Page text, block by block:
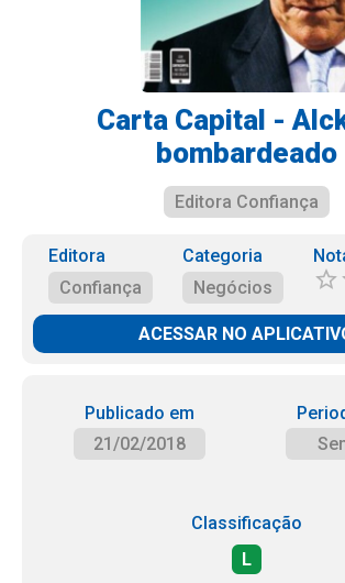
Carta Capital -
bombardeado
Editora Confiança
Editora
Confiança
Categoria
Negócios
ACESSAR NO
Publicado em
21/02/2018
Classificação
L